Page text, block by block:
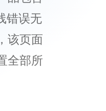
错误无
该页面
全部所